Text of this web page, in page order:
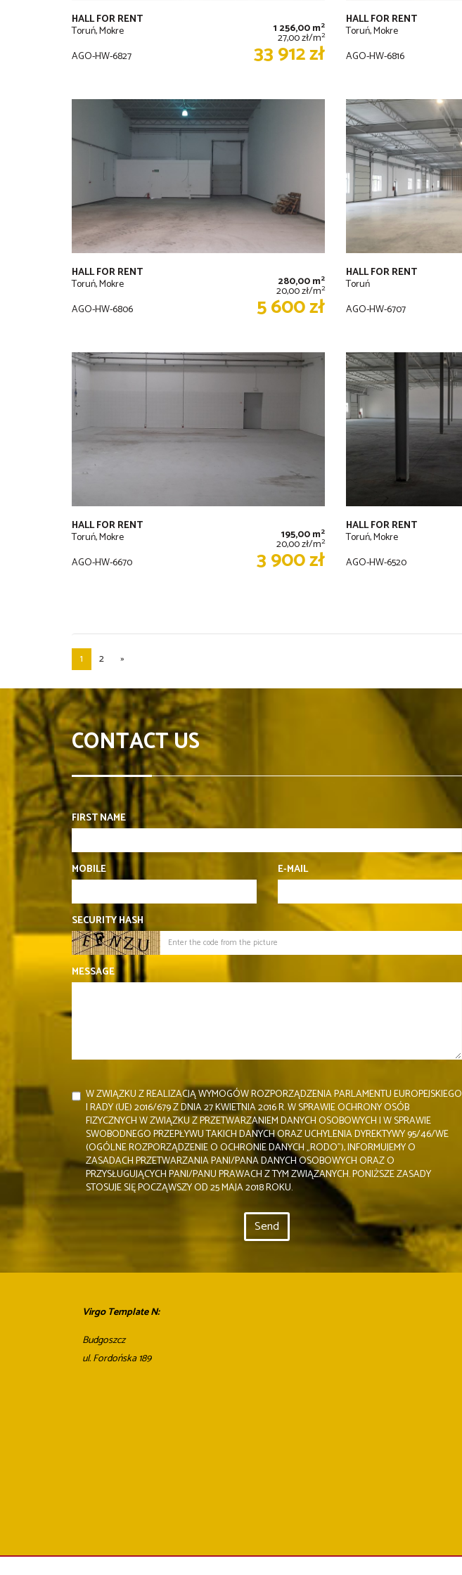
HALL FOR RENT
Toruń, Mokre 1 256,00 m2
27,00 zł/m2
AGO-HW-6827 33 912 zł
HALL FOR RENT
Toruń, Mokre
AGO-HW-6816
HALL FOR RENT
Toruń, Mokre 280,00 m2
20,00 zł/m2
AGO-HW-6806 5 600 zł
HALL FOR RENT
Toruń
AGO-HW-6707
HALL FOR RENT
Toruń, Mokre 195,00 m2
20,00 zł/m2
AGO-HW-6670 3 900 zł
HALL FOR RENT
Toruń, Mokre
AGO-HW-6520
1 2 »
CONTACT US
FIRST NAME
MOBILE E-MAIL
SECURITY HASH
MESSAGE
W ZWIĄZKU Z REALIZACJĄ WYMOGÓW ROZPORZĄDZENIA PARLAMENTU EUROPEJSKIEGO
I RADY (UE) 2016/679 Z DNIA 27 KWIETNIA 2016 R. W SPRAWIE OCHRONY OSÓB
FIZYCZNYCH W ZWIĄZKU Z PRZETWARZANIEM DANYCH OSOBOWYCH I W SPRAWIE
SWOBODNEGO PRZEPŁYWU TAKICH DANYCH ORAZ UCHYLENIA DYREKTYWY 95/46/WE
(OGÓLNE ROZPORZĄDZENIE O OCHRONIE DANYCH „RODO”), INFORMUJEMY O
ZASADACH PRZETWARZANIA PANI/PANA DANYCH OSOBOWYCH ORAZ O
PRZYSŁUGUJĄCYCH PANI/PANU PRAWACH Z TYM ZWIĄZANYCH. PONIŻSZE ZASADY
STOSUJE SIĘ POCZĄWSZY OD 25 MAJA 2018 ROKU.
Virgo Template N:
Budgoszcz
ul. Fordońska 189